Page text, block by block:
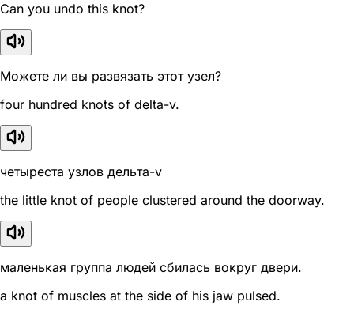
Can you undo this knot?
Можете ли вы развязать этот узел?
four hundred knots of delta-v.
четыреста узлов дельта-v
the little knot of people clustered around the doorway.
маленькая группа людей сбилась вокруг двери.
a knot of muscles at the side of his jaw pulsed.